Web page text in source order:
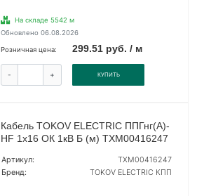
На складе 5542 м
Обновлено 06.08.2026
Розничная цена: 299.51 руб. / м
- + КУПИТЬ
Кабель TOKOV ELECTRIC ППГнг(А)-
HF 1х16 ОК 1кВ Б (м) ТХМ00416247
Артикул:
ТХМ00416247
Бренд:
TOKOV ELECTRIC КПП